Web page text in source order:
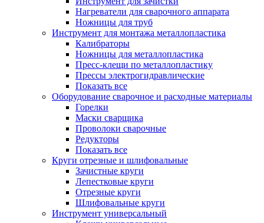
Нагреватели для сварочного аппарата
Ножницы для труб
Инструмент для монтажа металлопластика
Калибраторы
Ножницы для металлопластика
Пресс-клещи по металлопластику
Прессы электрогидравлические
Показать все
Оборудование сварочное и расходные материалы
Горелки
Маски сварщика
Проволоки сварочные
Редукторы
Показать все
Круги отрезные и шлифовальные
Зачистные круги
Лепестковые круги
Отрезные круги
Шлифовальные круги
Инструмент универсальный